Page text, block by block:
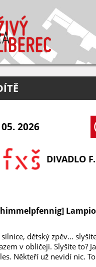
2026
DIVADLO
dětský zpěv…
v obličeji. Slyšíte to?
Někteří už nevidí nic.